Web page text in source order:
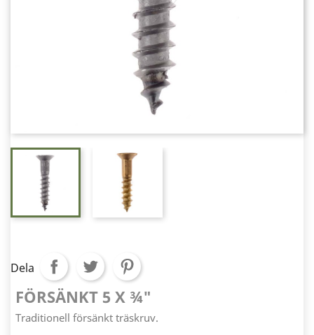
Dela
FÖRSÄNKT 5 X ¾"
Traditionell försänkt träskruv.